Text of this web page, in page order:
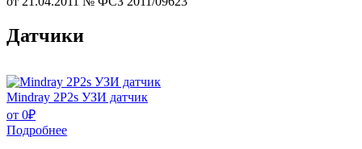
Датчики
Mindray 2P2s УЗИ датчик
от 0₽
Подробнее